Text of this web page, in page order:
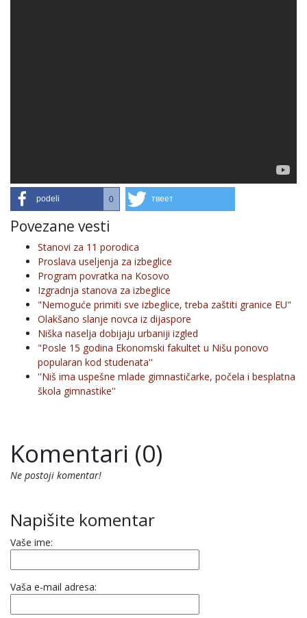
podeli 0 твеет
Povezane vesti
Stanovi za 11 porodica
Proslava useljenja za izbeglice
Program povratka na Kosovo
Izgradnja stanova za izbeglice
"Nemoguće primiti sve izbeglice, treba zaštiti granice EU"
Olakšano slanje novca iz dijaspore
Niška naselja dobijaju urbaniji izgled
"Posle 15 godina Ekonomski fakultet u Nišu ponovo
popularan kod studenata''
''Niš ima uspešne mlade gimnastičarke, počela i besplatna
škola gimnastike''
Komentari (0)
Ne postoji komentar!
Napišite komentar
Vaše ime:
Vaša e-mail adresa: